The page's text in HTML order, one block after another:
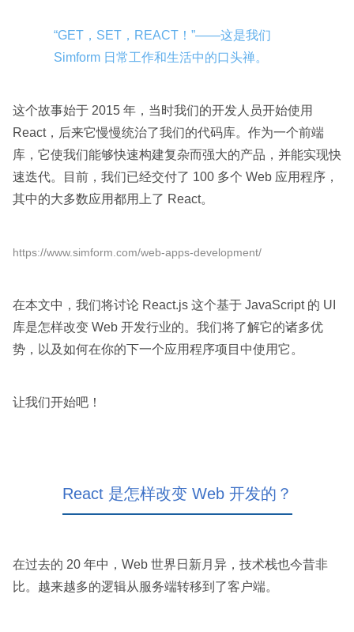
“GET，SET，REACT！”——这是我们
Simform 日常工作和生活中的口头禅。
这个故事始于 2015 年，当时我们的开发人员开始使用
React，后来它慢慢统治了我们的代码库。作为一个前端
库，它使我们能够快速构建复杂而强大的产品，并能实现快
速迭代。目前，我们已经交付了 100 多个 Web 应用程序，
其中的大多数应用都用上了 React。
https://www.simform.com/web-apps-development/
在本文中，我们将讨论 React.js 这个基于 JavaScript 的 UI
库是怎样改变 Web 开发行业的。我们将了解它的诸多优
势，以及如何在你的下一个应用程序项目中使用它。
让我们开始吧！
React 是怎样改变 Web 开发的？
在过去的 20 年中，Web 世界日新月异，技术栈也今昔非
比。越来越多的逻辑从服务端转移到了客户端。